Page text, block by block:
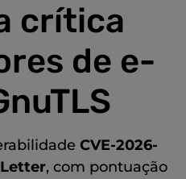
crítica
de e-
CVE-2026-
, com pontuação